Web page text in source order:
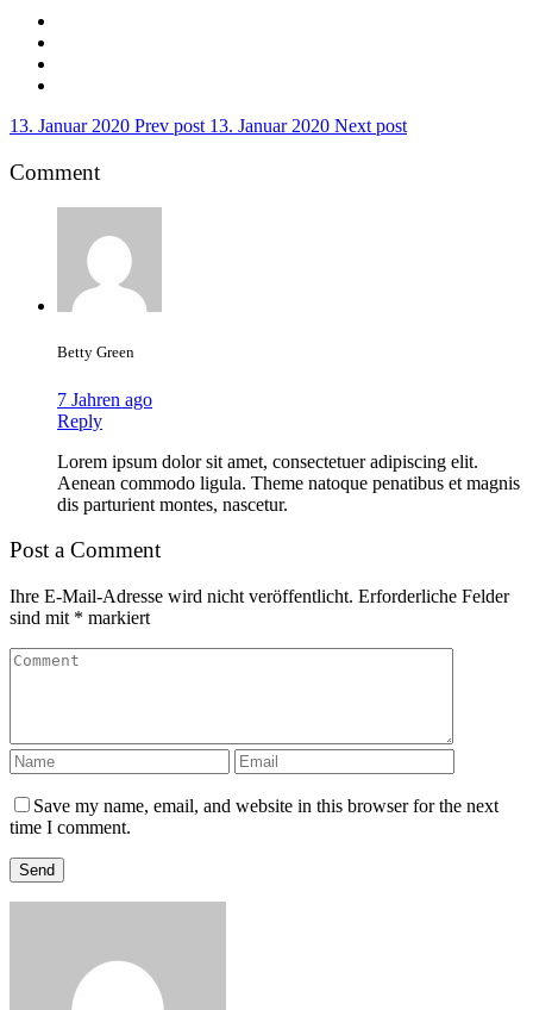
13. Januar 2020 Prev post 13. Januar 2020 Next post
Comment
Betty Green
7 Jahren ago
Reply
Lorem ipsum dolor sit amet, consectetuer adipiscing elit.
Aenean commodo ligula. Theme natoque penatibus et magnis
dis parturient montes, nascetur.
Post a Comment
Ihre E-Mail-Adresse wird nicht veröffentlicht. Erforderliche Felder
sind mit * markiert
Save my name, email, and website in this browser for the next
time I comment.